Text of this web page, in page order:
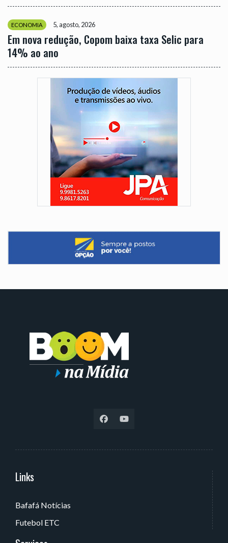
ECONOMIA 5, agosto, 2026
Em nova redução, Copom baixa taxa Selic para
14% ao ano
Links
Bafafá Notícias
Futebol ETC
Serviços